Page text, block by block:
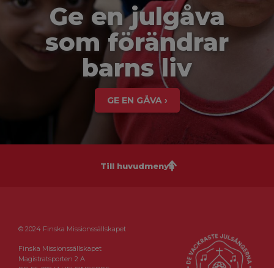
Ge en julgåva
som förändrar
barns liv
GE EN GÅVA ›
Till huvudmenyn
© 2024 Finska Missionssällskapet
Finska Missionssällskapet
Magistratsporten 2 A